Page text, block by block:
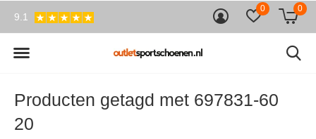
0 0
9.1
Producten getagd met 697831-60
20